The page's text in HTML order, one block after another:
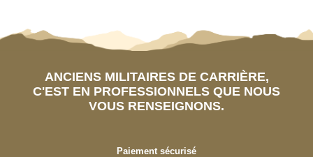
ANCIENS MILITAIRES DE CARRIÈRE,
C'EST EN PROFESSIONNELS QUE NOUS
VOUS RENSEIGNONS.
Paiement sécurisé